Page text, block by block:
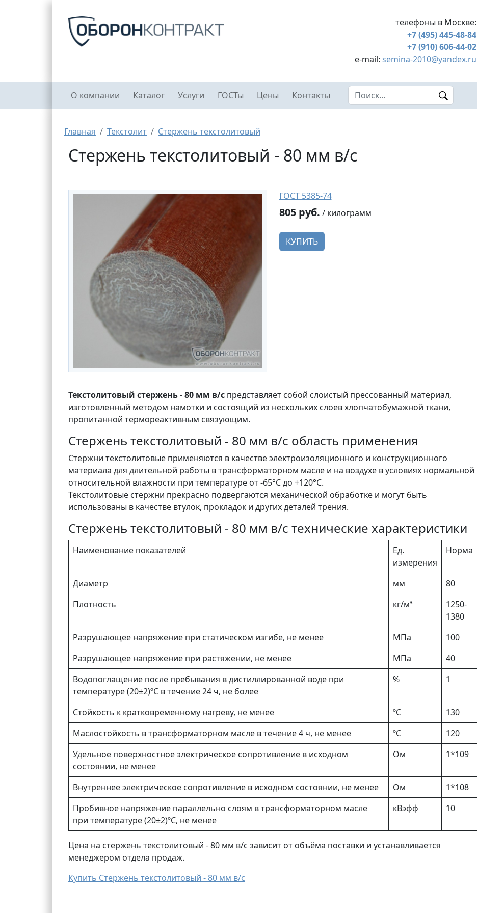
телефоны в Москве:
+7 (495) 445-48-84
+7 (910) 606-44-02
e-mail: semina-2010@yandex.ru
Главное меню
О компании Каталог Услуги ГОСТы Цены Контакты Search this site
Строка навигации
Главная Текстолит Стержень текстолитовый
Стержень текстолитовый - 80 мм в/с
ГОСТ 5385-74
805 руб. / килограмм
КУПИТЬ
Текстолитовый стержень - 80 мм в/с представляет собой слоистый прессованный материал,
изготовленный методом намотки и состоящий из нескольких слоев хлопчатобумажной ткани,
пропитанной термореактивным связующим.
Стержень текстолитовый - 80 мм в/с область применения
Стержни текстолитовые применяются в качестве электроизоляционного и конструкционного
материала для длительной работы в трансформаторном масле и на воздухе в условиях нормальной
относительной влажности при температуре от -65°C до +120°C.
Текстолитовые стержни прекрасно подвергаются механической обработке и могут быть
использованы в качестве втулок, прокладок и других деталей трения.
Стержень текстолитовый - 80 мм в/с технические характеристики
Наименование показателей
Ед.
измерения
Норма
Диаметр мм
80
Плотность
кг/м³
1250-
1380
Разрушающее напряжение при статическом изгибе, не менее
МПа
100
Разрушающее напряжение при растяжении, не менее
МПа
40
Водопоглащение после пребывания в дистиллированной воде при
температуре (20±2)ºС в течение 24 ч, не более
% 1
Стойкость к кратковременному нагреву, не менее ºС
130
Маслостойкость в трансформаторном масле в течение 4 ч, не менее
ºС
120
Удельное поверхностное электрическое сопротивление в исходном
состоянии, не менее
Ом 1*109
Внутреннее электрическое сопротивление в исходном состоянии, не менее Ом
1*108
Пробивное напряжение параллельно слоям в трансформаторном масле
при температуре (20±2)ºС, не менее
кВэфф 10
Цена на стержень текстолитовый - 80 мм в/с зависит от объёма поставки и устанавливается
менеджером отдела продаж.
Купить Стержень текстолитовый - 80 мм в/с